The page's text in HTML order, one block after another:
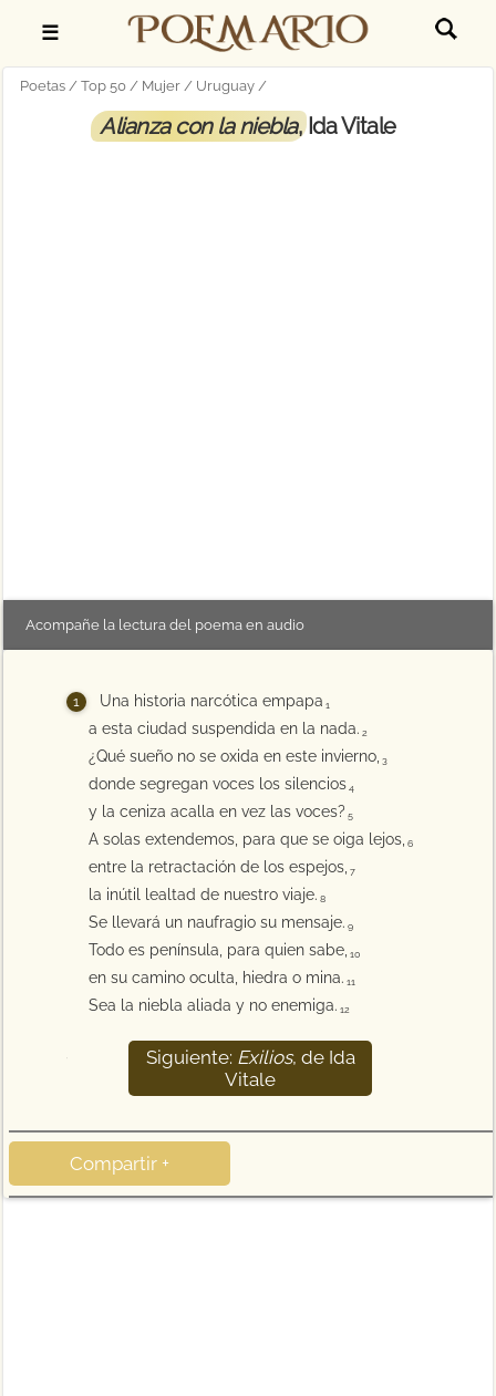
☰
Poetas Top 50 Mujer Uruguay
Alianza con la niebla, Ida Vitale
Acompañe la lectura del poema en audio
Una historia narcótica empapa 1
a esta ciudad suspendida en la nada. 2
¿Qué sueño no se oxida en este invierno, 3
donde segregan voces los silencios 4
y la ceniza acalla en vez las voces? 5
A solas extendemos, para que se oiga lejos, 6
entre la retractación de los espejos, 7
la inútil lealtad de nuestro viaje. 8
Se llevará un naufragio su mensaje. 9
Todo es península, para quien sabe, 10
en su camino oculta, hiedra o mina. 11
Sea la niebla aliada y no enemiga. 12
Siguiente: Exilios, de Ida
Vitale
Compartir +